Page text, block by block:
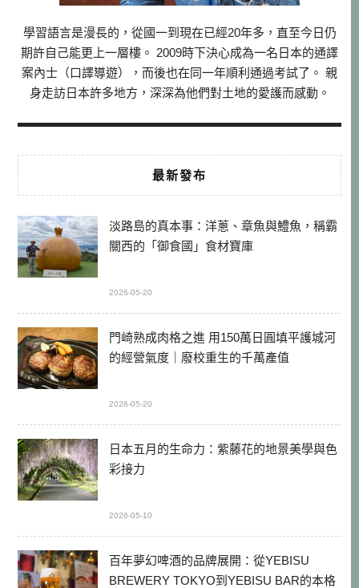
學習語言是漫長的，從國一到現在已經20年多，直至今日仍
期許自己能更上一層樓。 2009時下決心成為一名日本的通譯
案內士（口譯導遊），而後也在同一年順利通過考試了。 親
身走訪日本許多地方，深深為他們對土地的愛護而感動。
最新發布
淡路島的真本事：洋蔥、章魚與鱧魚，稱霸
關西的「御食國」食材寶庫
2026-05-20
門崎熟成肉格之進 用150萬日圓填平護城河
的經營氣度｜廢校重生的千萬產值
2026-05-20
日本五月的生命力：紫藤花的地景美學與色
彩接力
2026-05-10
百年夢幻啤酒的品牌展開：從YEBISU
BREWERY TOKYO到YEBISU BAR的本格